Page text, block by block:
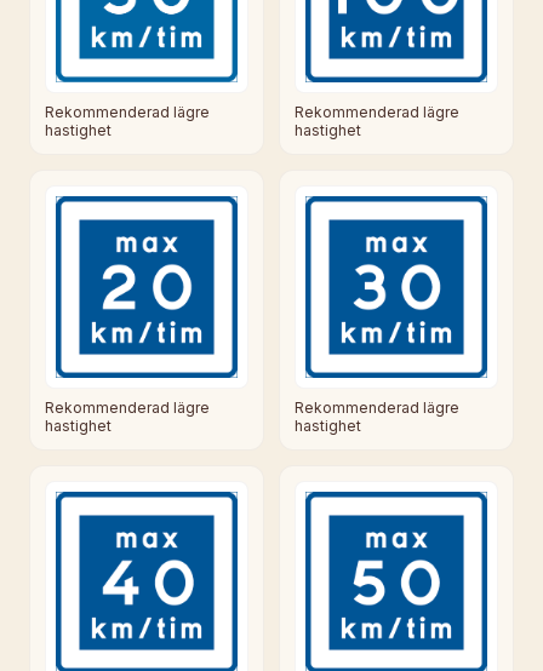
Rekommenderad lägre
hastighet
Rekommenderad lägre
hastighet
Rekommenderad lägre
hastighet
Rekommenderad lägre
hastighet